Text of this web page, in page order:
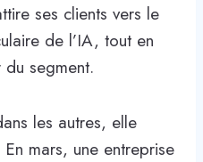
ses clients vers le
de l’IA, tout en
segment.
les autres, elle
mars, une entreprise